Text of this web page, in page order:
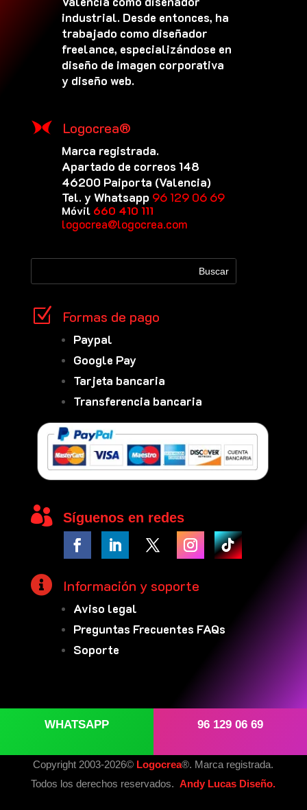
industrial. Desde entonces, ha
trabajado como diseñador
freelance, especializándose en
diseño de imagen corporativa
y diseño web.
Logocrea®
Marca registrada.
Apartado de correos 148
46200 Paiporta (Valencia)
Tel. y Whatsapp 96 129 06 69
Móvil 660 410 111
logocrea@logocrea.com
Z Formas de pago
Paypal
Google Pay
Tarjeta bancaria
Transferencia bancaria
 Síguenos en redes
 Información y soporte
Aviso legal
Preguntas Frecuentes FAQs
Soporte
WHATSAPP 96 129 06 69
Copyright 2003-2026© Logocrea®. Marca registrada.
Todos los derechos reservados.Andy Lucas Diseño.